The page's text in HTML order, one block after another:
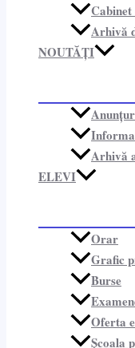
Cabinet
Arhivă
NOUTĂȚI
Arhivă
ELEVI
Orar
Grafic
Burse
Oferta
Școala